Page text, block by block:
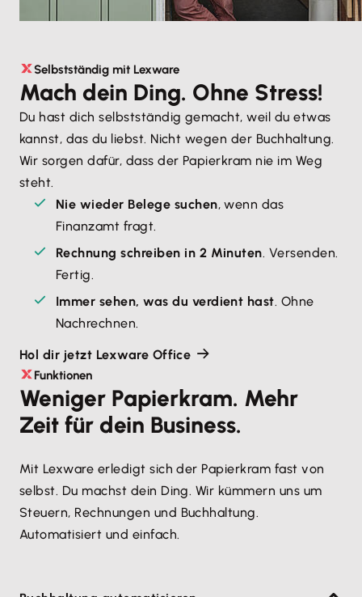
Selbstständig mit Lexware
Mach dein Ding. Ohne Stress!
Du hast dich selbstständig gemacht, weil du etwas
kannst, das du liebst. Nicht wegen der Buchhaltung.
Wir sorgen dafür, dass der Papierkram nie im Weg
steht.
Nie wieder Belege suchen, wenn das
Finanzamt fragt.
Rechnung schreiben in 2 Minuten. Versenden.
Fertig.
Immer sehen, was du verdient hast. Ohne
Nachrechnen.
Hol dir jetzt Lexware Office
Funktionen
Weniger Papierkram. Mehr
Zeit für dein Business.
Mit Lexware erledigt sich der Papierkram fast von
selbst. Du machst dein Ding. Wir kümmern uns um
Steuern, Rechnungen und Buchhaltung.
Automatisiert und einfach.